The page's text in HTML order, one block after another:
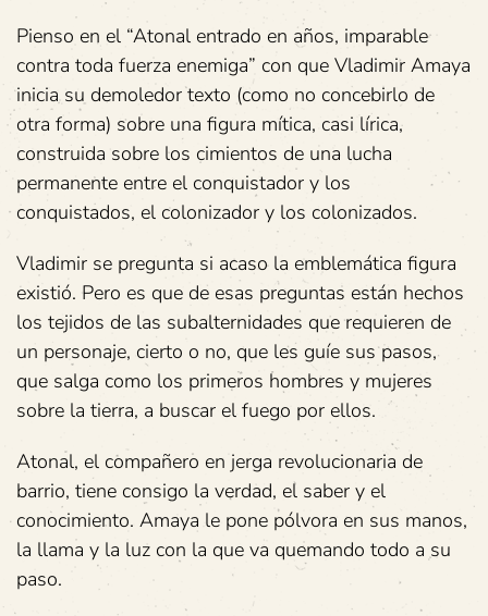
Pienso en el “Atonal entrado en años, imparable
contra toda fuerza enemiga” con que Vladimir Amaya
inicia su demoledor texto (como no concebirlo de
otra forma) sobre una figura mítica, casi lírica,
construida sobre los cimientos de una lucha
permanente entre el conquistador y los
conquistados, el colonizador y los colonizados.
Vladimir se pregunta si acaso la emblemática figura
existió. Pero es que de esas preguntas están hechos
los tejidos de las subalternidades que requieren de
un personaje, cierto o no, que les guíe sus pasos,
que salga como los primeros hombres y mujeres
sobre la tierra, a buscar el fuego por ellos.
Atonal, el compañero en jerga revolucionaria de
barrio, tiene consigo la verdad, el saber y el
conocimiento. Amaya le pone pólvora en sus manos,
la llama y la luz con la que va quemando todo a su
paso.